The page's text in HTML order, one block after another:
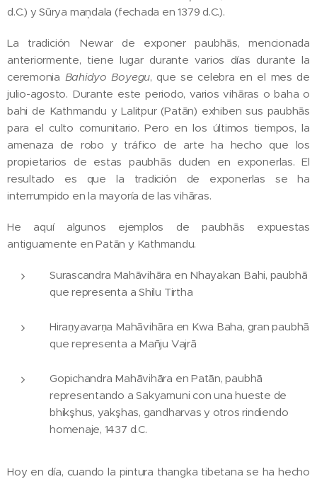
d.C.) y Sūrya maņdala (fechada en 1379 d.C.).
La tradición Newar de exponer paubhās, mencionada
anteriormente, tiene lugar durante varios días durante la
ceremonia Bahidyo Boyegu, que se celebra en el mes de
julio-agosto. Durante este periodo, varios vihāras o baha o
bahi de Kathmandu y Lalitpur (Patān) exhiben sus paubhās
para el culto comunitario. Pero en los últimos tiempos, la
amenaza de robo y tráfico de arte ha hecho que los
propietarios de estas paubhās duden en exponerlas. El
resultado es que la tradición de exponerlas se ha
interrumpido en la mayoría de las vihāras.
He aquí algunos ejemplos de paubhās expuestas
antiguamente en Patān y Kathmandu.
Surascandra Mahāvihāra en Nhayakan Bahi, paubhā
que representa a Shilu Tirtha
Hiraṇyavarṇa Mahāvihāra en Kwa Baha, gran paubhā
que representa a Mañju Vajrā
Gopichandra Mahāvihāra en Patān, paubhā
representando a Sakyamuni con una hueste de
bhikşhus, yakşhas, gandharvas y otros rindiendo
homenaje, 1437 d.C.
Hoy en día, cuando la pintura thangka tibetana se ha hecho